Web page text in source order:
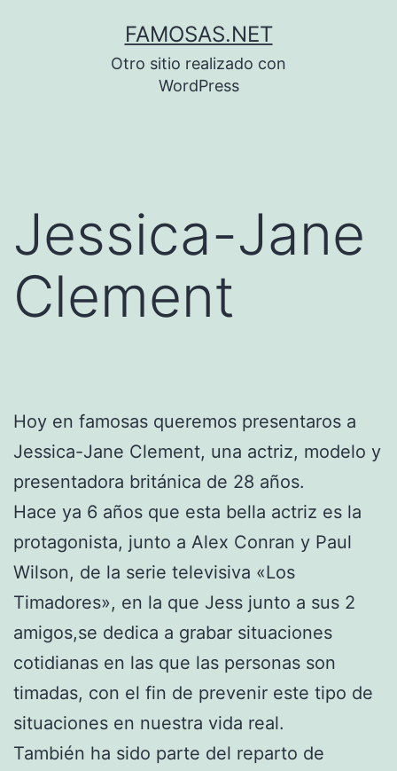
FAMOSAS.NET
Otro sitio realizado con
WordPress
Jessica-Jane
Clement
Hoy en famosas queremos presentaros a
Jessica-Jane Clement, una actriz, modelo y
presentadora británica de 28 años.
Hace ya 6 años que esta bella actriz es la
protagonista, junto a Alex Conran y Paul
Wilson, de la serie televisiva «Los
Timadores», en la que Jess junto a sus 2
amigos,se dedica a grabar situaciones
cotidianas en las que las personas son
timadas, con el fin de prevenir este tipo de
situaciones en nuestra vida real.
También ha sido parte del reparto de